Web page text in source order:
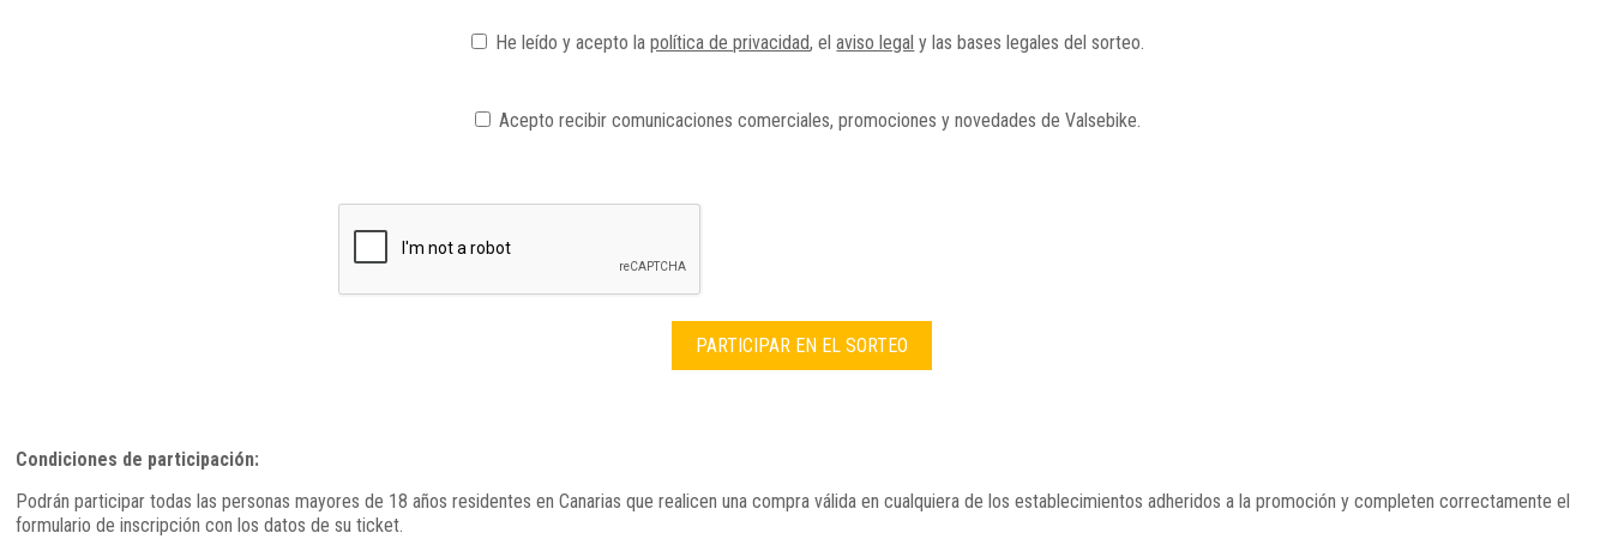
He leído y acepto lapolítica de privacidad, elaviso legal y las bases legales del sorteo.
Acepto recibir comunicaciones comerciales, promociones y novedades de Valsebike.
Condiciones de participación:
Podrán participar todas las personas mayores de 18 años residentes en Canarias que realicen una compra válida en cualquiera de los establecimientos adheridos a la promoción y completen correctamente el
formulario de inscripción con los datos de su ticket.